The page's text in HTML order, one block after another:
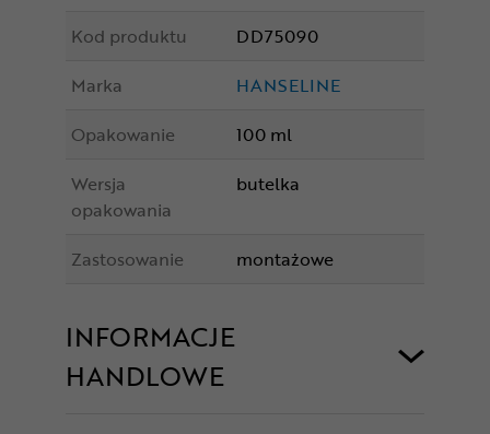
Kod produktu
DD75090
Marka
HANSELINE
Opakowanie
100 ml
Wersja
opakowania
butelka
Zastosowanie montażowe
INFORMACJE
HANDLOWE